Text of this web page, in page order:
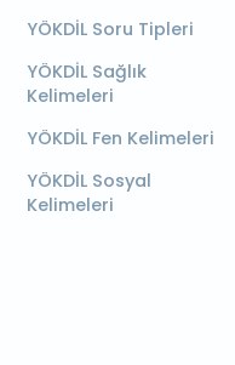
YÖKDİL Soru Tipleri
YÖKDİL Sağlık
Kelimeleri
YÖKDİL Fen Kelimeleri
YÖKDİL Sosyal
Kelimeleri